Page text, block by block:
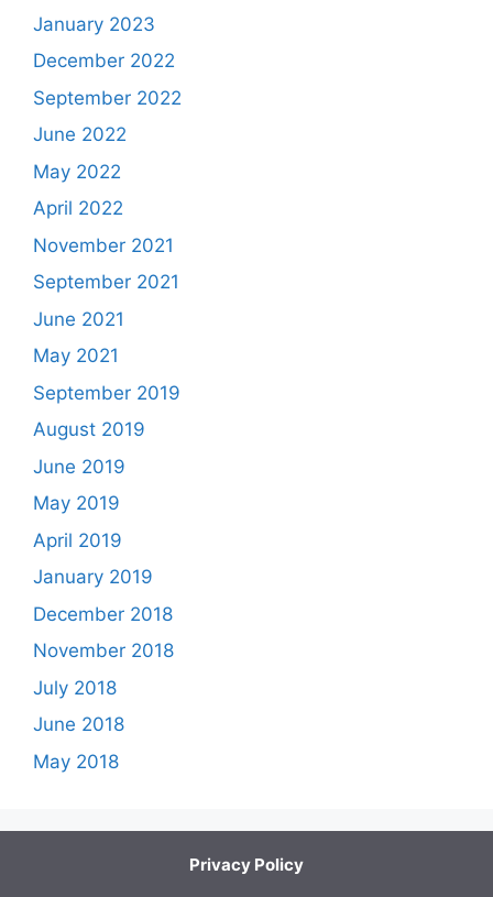
January 2023
December 2022
September 2022
June 2022
May 2022
April 2022
November 2021
September 2021
June 2021
May 2021
September 2019
August 2019
June 2019
May 2019
April 2019
January 2019
December 2018
November 2018
July 2018
June 2018
May 2018
Privacy Policy